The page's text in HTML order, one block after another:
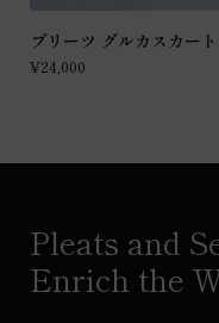
プリーツ グルカスカー
¥24,000
Pleats and
Enrich the